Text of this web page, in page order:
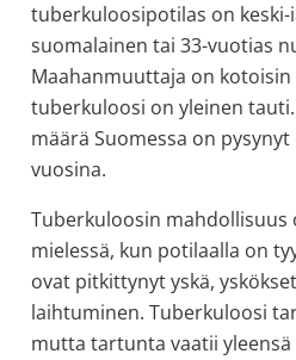
tuberkuloosipotilas on keski-
suomalainen tai 33-vuotias
Maahanmuuttaja on kotoisin
tuberkuloosi on yleinen
määrä Suomessa on
vuosina.
Tuberkuloosin mahdollisuus
mielessä, kun potilaalla on
ovat pitkittynyt yskä,
laihtuminen. Tuberkuloosi
mutta tartunta vaatii